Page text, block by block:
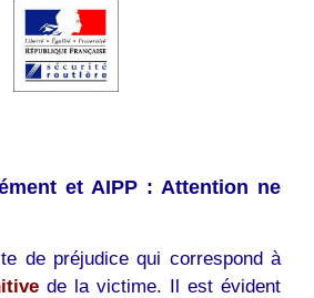
et AIPP : Attention ne
de préjudice qui correspond à
de la victime. Il est évident